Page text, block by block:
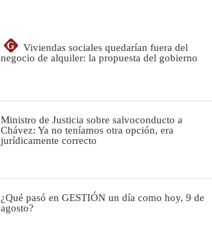
G
Viviendas sociales quedarían fuera del
negocio de alquiler: la propuesta del gobierno
Ministro de Justicia sobre salvoconducto a
Chávez: Ya no teníamos otra opción, era
jurídicamente correcto
¿Qué pasó en GESTIÓN un día como hoy, 9 de
agosto?